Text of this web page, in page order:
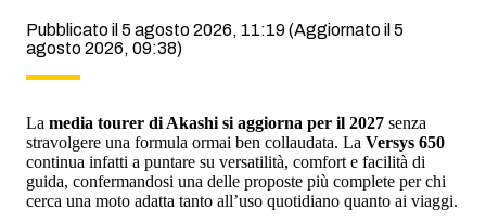
Pubblicato il 5 agosto 2026, 11:19(Aggiornato il 5
agosto 2026, 09:38)
La media tourer di Akashi si aggiorna per il 2027 senza
stravolgere una formula ormai ben collaudata. La Versys 650
continua infatti a puntare su versatilità, comfort e facilità di
guida, confermandosi una delle proposte più complete per chi
cerca una moto adatta tanto all’uso quotidiano quanto ai viaggi.